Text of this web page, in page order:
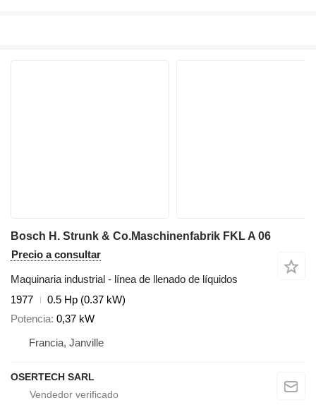
Bosch H. Strunk & Co.Maschinenfabrik FKL A 06
Precio a consultar
Maquinaria industrial - línea de llenado de líquidos
1977
0.5 Hp (0.37 kW)
Potencia 0,37 kW
Francia, Janville
OSERTECH SARL